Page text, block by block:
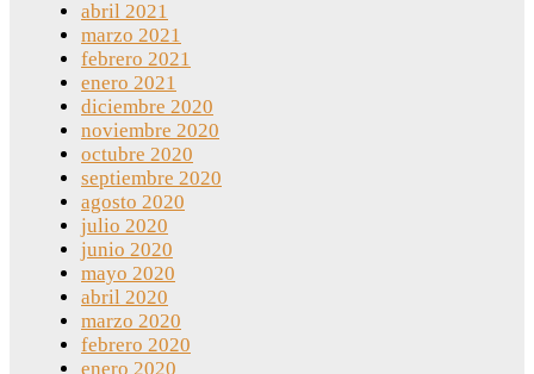
abril 2021
marzo 2021
febrero 2021
enero 2021
diciembre 2020
noviembre 2020
octubre 2020
septiembre 2020
agosto 2020
julio 2020
junio 2020
mayo 2020
abril 2020
marzo 2020
febrero 2020
enero 2020